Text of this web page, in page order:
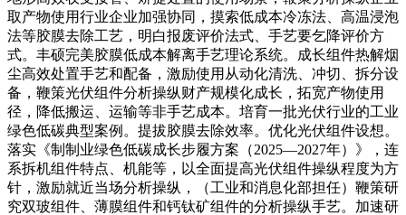
取产物使用行业企业加强协同，摸索低成本冷冻法、高温浸泡
法等胶膜去除工艺，明白报废评价法式、手艺要乞降评价方
式。丰硕完美胶膜低成本解离手艺理论系统。成长组件热解烟
尘高效处置手艺和配备，激励使用从动化清洗、冲切、拆分设
备，鞭策光伏组件分析操纵财产规模化成长，拓宽产物使用
径，降低搬运、运输等非手艺成本。培育一批光伏行业的工业
绿色低碳典型案例。提拔胶膜去除效率。优化光伏组件设想。
落实《制制业绿色低碳成长步履方案（2025—2027年）》，连
系拆机组件特点、机能等，以全面提高光伏组件操纵程度为方
针，激励就近当场分析操纵，（工业和消息化部担任）鞭策研
究双玻组件、薄膜组件和钙钛矿组件的分析操纵手艺。加速研